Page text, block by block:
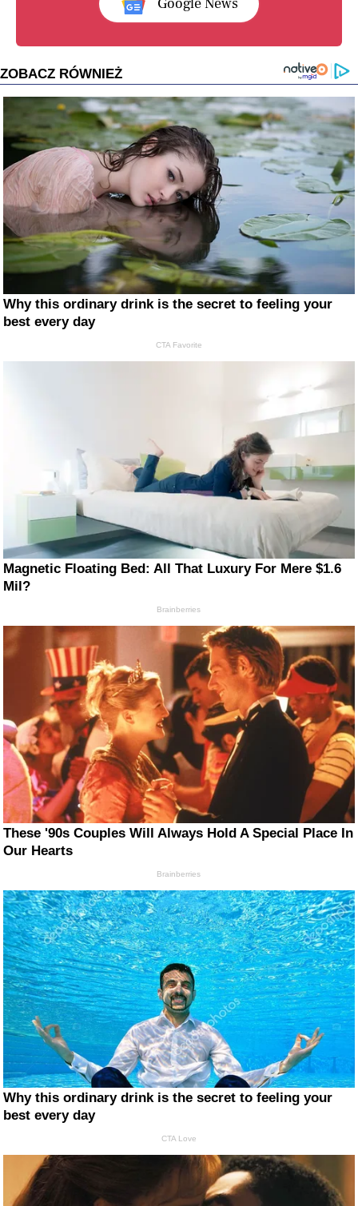
Google News
ZOBACZ RÓWNIEŻ
Why this ordinary drink is the secret to feeling your
best every day
CTA Favorite
Magnetic Floating Bed: All That Luxury For Mere $1.6
Mil?
Brainberries
These '90s Couples Will Always Hold A Special Place In
Our Hearts
Brainberries
Why this ordinary drink is the secret to feeling your
best every day
CTA Love